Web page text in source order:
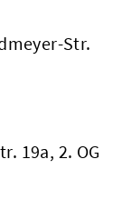
Str.
19a, 2. OG